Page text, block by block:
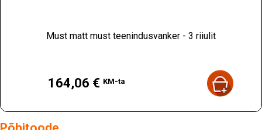
Must matt must teenindusvanker - 3 riiulit
164,06 € KM-ta